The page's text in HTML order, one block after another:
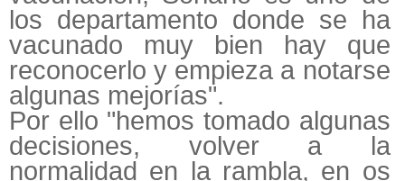
los departamento donde se ha
vacunado muy bien hay que
reconocerlo y empieza a notarse
algunas mejorías".
Por ello "hemos tomado algunas
decisiones, volver a la
normalidad en la rambla, en os